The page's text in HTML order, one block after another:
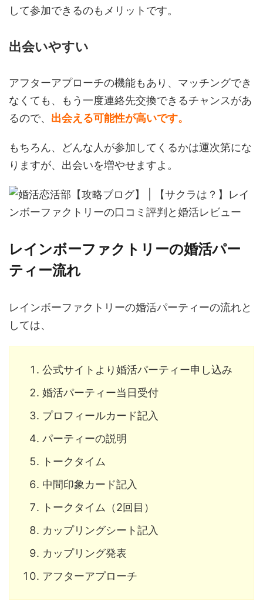
して参加できるのもメリットです。
出会いやすい
アフターアプローチの機能もあり、マッチングでき
なくても、もう一度連絡先交換できるチャンスがあ
るので、 出会える可能性が高いです。
もちろん、どんな人が参加してくるかは運次第にな
りますが、出会いを増やせますよ。
レインボーファクトリーの婚活パー
ティー流れ
レインボーファクトリーの婚活パーティーの流れと
しては、
公式サイトより婚活パーティー申し込み
婚活パーティー当日受付
プロフィールカード記入
パーティーの説明
トークタイム
中間印象カード記入
トークタイム（2回目）
カップリングシート記入
カップリング発表
アフターアプローチ